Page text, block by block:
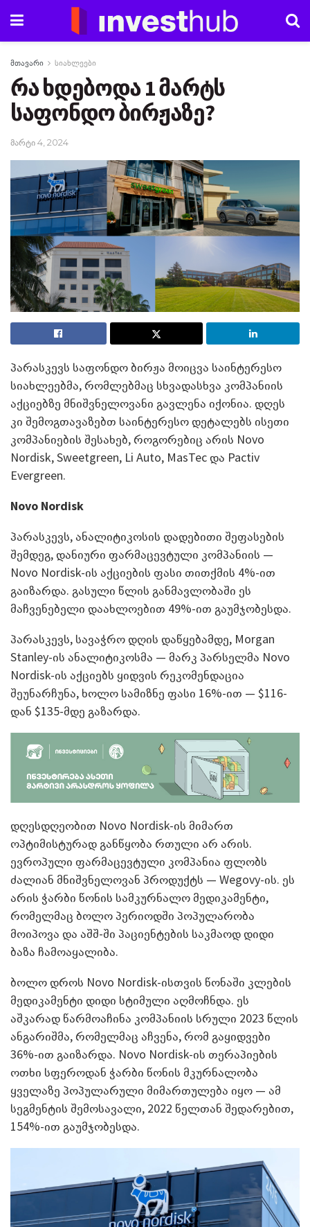
მთავარი სიახლეები
რა ხდებოდა 1 მარტს
საფონდო ბირჟაზე?
მარტი 4, 2024
პარასკევს საფონდო ბირჟა მოიცვა საინტერესო
სიახლეებმა, რომლებმაც სხვადასხვა კომპანიის
აქციებზე მნიშვნელოვანი გავლენა იქონია. დღეს
კი შემოგთავაზებთ საინტერესო დეტალებს ისეთი
კომპანიების შესახებ, როგორებიც არის Novo
Nordisk, Sweetgreen, Li Auto, MasTec და Pactiv
Evergreen.
Novo Nordisk
პარასკევს, ანალიტიკოსის დადებითი შეფასების
შემდეგ, დანიური ფარმაცევტული კომპანიის —
Novo Nordisk-ის აქციების ფასი თითქმის 4%-ით
გაიზარდა. გასული წლის განმავლობაში ეს
მაჩვენებელი დაახლოებით 49%-ით გაუმჯობესდა.
პარასკევს, სავაჭრო დღის დაწყებამდე, Morgan
Stanley-ის ანალიტიკოსმა — მარკ პარსელმა Novo
Nordisk-ის აქციებს ყიდვის რეკომენდაცია
შეუნარჩუნა, ხოლო სამიზნე ფასი 16%-ით — $116-
დან $135-მდე გაზარდა.
დღესდღეობით Novo Nordisk-ის მიმართ
ოპტიმისტურად განწყობა რთული არ არის.
ევროპული ფარმაცევტული კომპანია ფლობს
ძალიან მნიშვნელოვან პროდუქტს — Wegovy-ის. ეს
არის ჭარბი წონის სამკურნალო მედიკამენტი,
რომელმაც ბოლო პერიოდში პოპულარობა
მოიპოვა და აშშ-ში პაციენტების საკმაოდ დიდი
ბაზა ჩამოაყალიბა.
ბოლო დროს Novo Nordisk-ისთვის წონაში კლების
მედიკამენტი დიდი სტიმული აღმოჩნდა. ეს
აშკარად წარმოაჩინა კომპანიის სრული 2023 წლის
ანგარიშმა, რომელმაც აჩვენა, რომ გაყიდვები
36%-ით გაიზარდა. Novo Nordisk-ის თერაპიების
ოთხი სფეროდან ჭარბი წონის მკურნალობა
ყველაზე პოპულარული მიმართულება იყო — ამ
სეგმენტის შემოსავალი, 2022 წელთან შედარებით,
154%-ით გაუმჯობესდა.